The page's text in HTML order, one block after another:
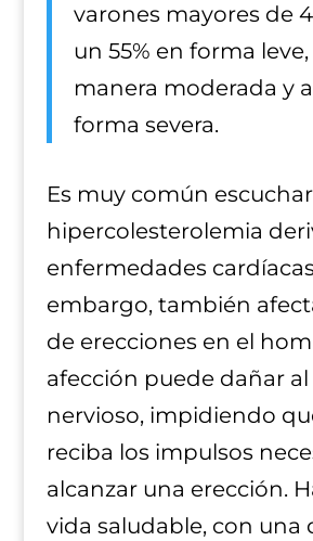
varones mayores de
un 55% en forma leve,
manera moderada y
forma severa.
Es muy común
hipercolesterolemia
enfermedades
embargo, también
de erecciones en el
afección puede dañar al
nervioso, impidiendo
reciba los impulsos
alcanzar una erección.
vida saludable, con una